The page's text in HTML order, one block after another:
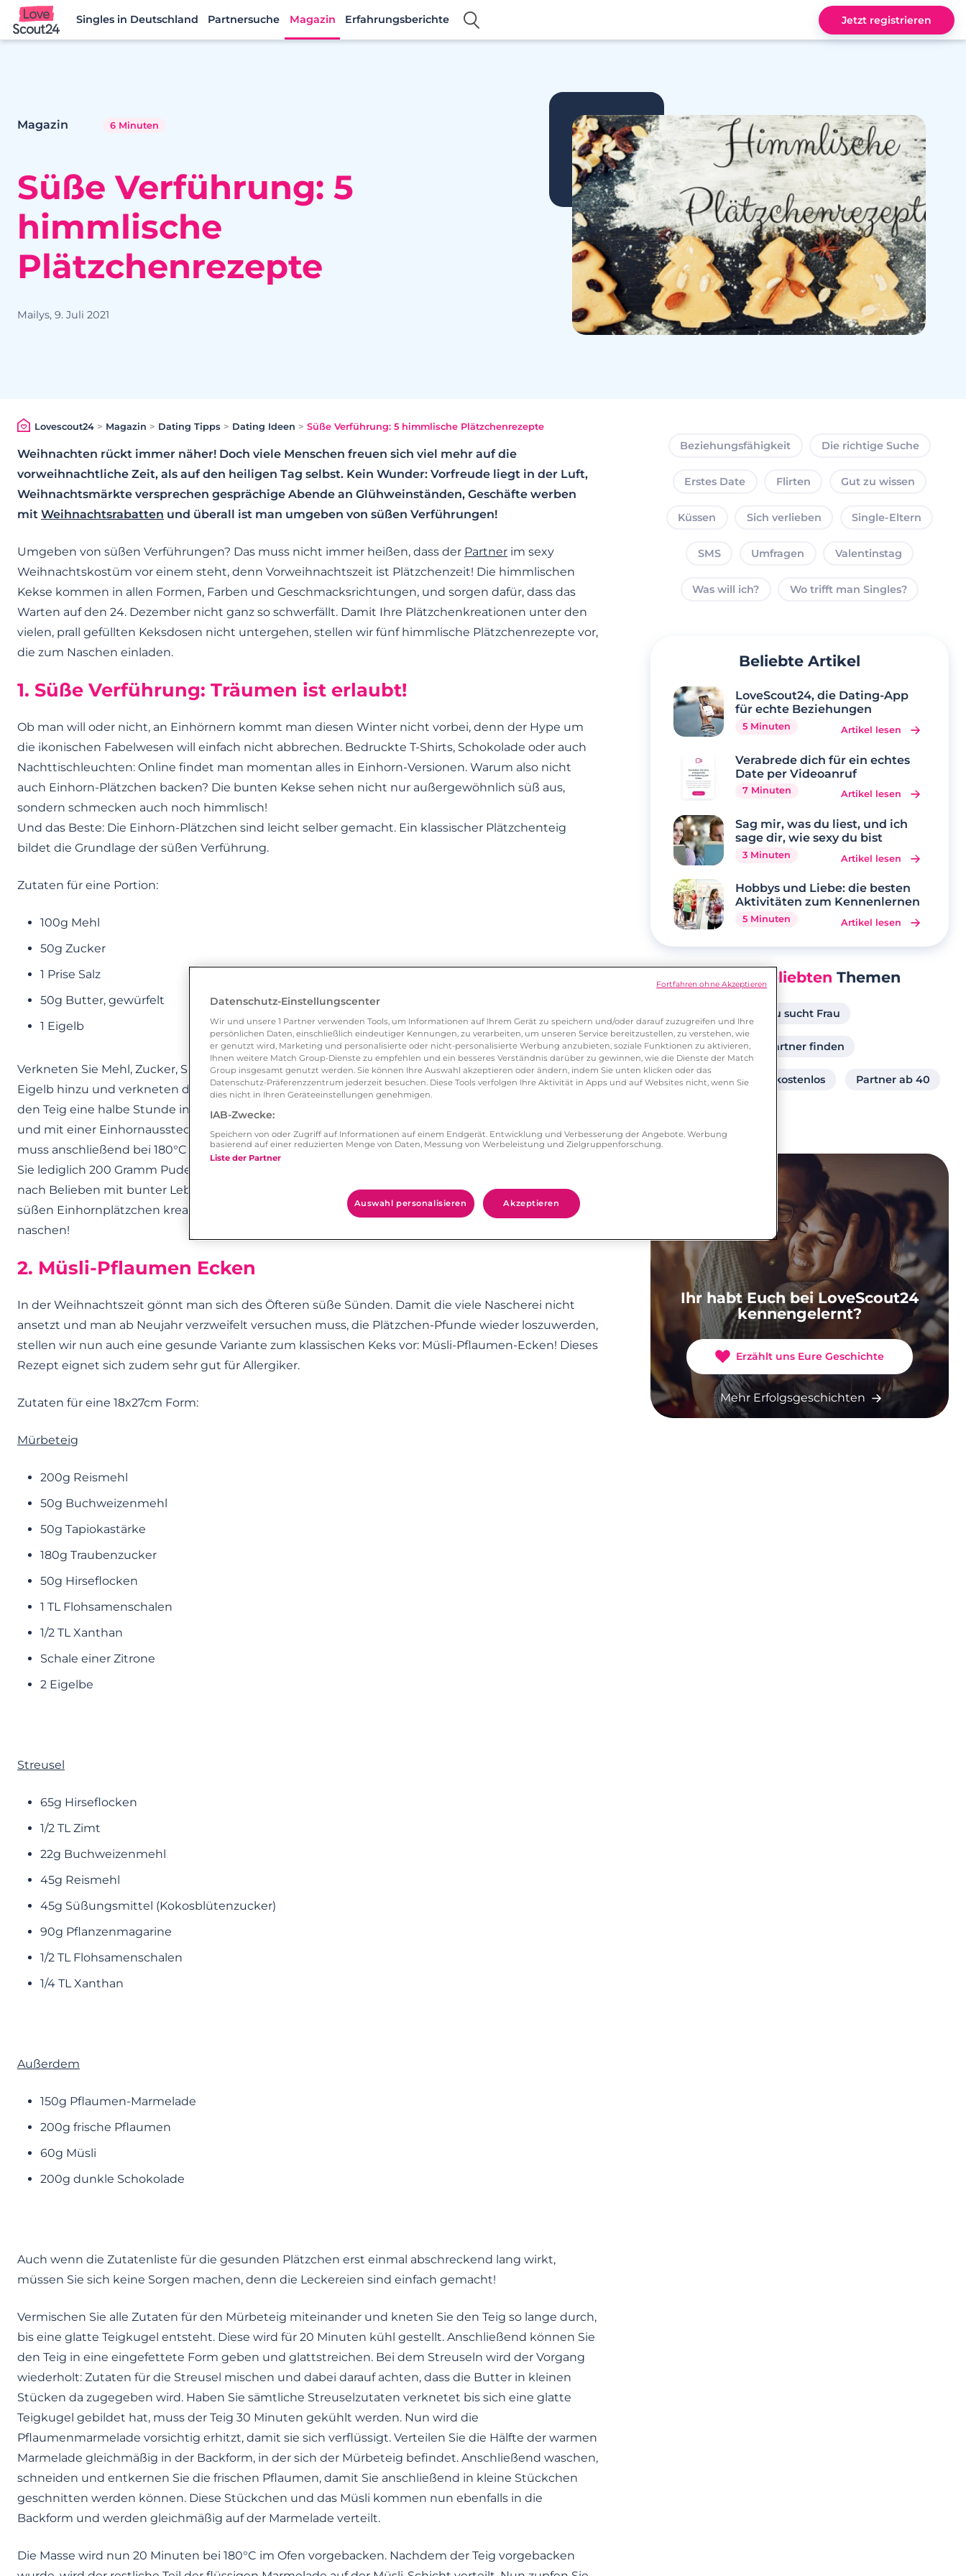
Lovescout24
Singles in Deutschland Partnersuche Magazin Erfahrungsberichte Jetzt registrieren
Magazin 6 Minuten
Süße Verführung: 5
himmlische
Plätzchenrezepte
Mailys, 9. Juli 2021
Lovescout24> Magazin > Dating Tipps > Dating Ideen > Süße Verführung: 5 himmlische Plätzchenrezepte
Weihnachten rückt immer näher! Doch viele Menschen freuen sich viel mehr auf die
vorweihnachtliche Zeit, als auf den heiligen Tag selbst. Kein Wunder: Vorfreude liegt in der Luft,
Weihnachtsmärkte versprechen gesprächige Abende an Glühweinständen, Geschäfte werben
mit Weihnachtsrabatten und überall ist man umgeben von süßen Verführungen!
Umgeben von süßen Verführungen? Das muss nicht immer heißen, dass der Partner im sexy
Weihnachtskostüm vor einem steht, denn Vorweihnachtszeit ist Plätzchenzeit! Die himmlischen
Kekse kommen in allen Formen, Farben und Geschmacksrichtungen, und sorgen dafür, dass das
Warten auf den 24. Dezember nicht ganz so schwerfällt. Damit Ihre Plätzchenkreationen unter den
vielen, prall gefüllten Keksdosen nicht untergehen, stellen wir fünf himmlische Plätzchenrezepte vor,
die zum Naschen einladen.
1. Süße Verführung: Träumen ist erlaubt!
Ob man will oder nicht, an Einhörnern kommt man diesen Winter nicht vorbei, denn der Hype um
die ikonischen Fabelwesen will einfach nicht abbrechen. Bedruckte T-Shirts, Schokolade oder auch
Nachttischleuchten: Online findet man momentan alles in Einhorn-Versionen. Warum also nicht
auch Einhorn-Plätzchen backen? Die bunten Kekse sehen nicht nur außergewöhnlich süß aus,
sondern schmecken auch noch himmlisch!
Und das Beste: Die Einhorn-Plätzchen sind leicht selber gemacht. Ein klassischer Plätzchenteig
bildet die Grundlage der süßen Verführung.
Zutaten für eine Portion:
100g Mehl
50g Zucker
1 Prise Salz
50g Butter, gewürfelt
1 Eigelb
Verkneten Sie Mehl, Zucker, Salz und Butter zu einem Krümelteig. Geben Sie anschließend das
Eigelb hinzu und verkneten die Mischung nochmals gründlich. Formen Sie eine Kugel und legen Sie
den Teig eine halbe Stunde in den Kühlschrank. Danach lässt sich der Teig ganz einfach ausrollen
und mit einer Einhornausstechform – die Sie im Internet bestellen können – ausstechen. Der Teig
muss anschließend bei 180°C im vorgeheizten Backofen 15 Minuten backen. Für die Glasur müssen
Sie lediglich 200 Gramm Puderzucker in 2-3 Esslöffel Wasser oder Zitronensaft einmischen und je
nach Belieben mit bunter Lebensmittelfarbe in verschiedenen Tönen einfärben. Nun kann man die
süßen Einhornplätzchen kreativ verzieren und an seine Liebsten verschenken – oder natürlich selber
naschen!
2. Müsli-Pflaumen Ecken
In der Weihnachtszeit gönnt man sich des Öfteren süße Sünden. Damit die viele Nascherei nicht
ansetzt und man ab Neujahr verzweifelt versuchen muss, die Plätzchen-Pfunde wieder loszuwerden,
stellen wir nun auch eine gesunde Variante zum klassischen Keks vor: Müsli-Pflaumen-Ecken! Dieses
Rezept eignet sich zudem sehr gut für Allergiker.
Zutaten für eine 18x27cm Form:
Mürbeteig
200g Reismehl
50g Buchweizenmehl
50g Tapiokastärke
180g Traubenzucker
50g Hirseflocken
1 TL Flohsamenschalen
1/2 TL Xanthan
Schale einer Zitrone
2 Eigelbe
Streusel
65g Hirseflocken
1/2 TL Zimt
22g Buchweizenmehl
45g Reismehl
45g Süßungsmittel (Kokosblütenzucker)
90g Pflanzenmagarine
1/2 TL Flohsamenschalen
1/4 TL Xanthan
Außerdem
150g Pflaumen-Marmelade
200g frische Pflaumen
60g Müsli
200g dunkle Schokolade
Auch wenn die Zutatenliste für die gesunden Plätzchen erst einmal abschreckend lang wirkt,
müssen Sie sich keine Sorgen machen, denn die Leckereien sind einfach gemacht!
Vermischen Sie alle Zutaten für den Mürbeteig miteinander und kneten Sie den Teig so lange durch,
bis eine glatte Teigkugel entsteht. Diese wird für 20 Minuten kühl gestellt. Anschließend können Sie
den Teig in eine eingefettete Form geben und glattstreichen. Bei dem Streuseln wird der Vorgang
wiederholt: Zutaten für die Streusel mischen und dabei darauf achten, dass die Butter in kleinen
Stücken da zugegeben wird. Haben Sie sämtliche Streuselzutaten verknetet bis sich eine glatte
Teigkugel gebildet hat, muss der Teig 30 Minuten gekühlt werden. Nun wird die
Pflaumenmarmelade vorsichtig erhitzt, damit sie sich verflüssigt. Verteilen Sie die Hälfte der warmen
Marmelade gleichmäßig in der Backform, in der sich der Mürbeteig befindet. Anschließend waschen,
schneiden und entkernen Sie die frischen Pflaumen, damit Sie anschließend in kleine Stückchen
geschnitten werden können. Diese Stückchen und das Müsli kommen nun ebenfalls in die
Backform und werden gleichmäßig auf der Marmelade verteilt.
Die Masse wird nun 20 Minuten bei 180°C im Ofen vorgebacken. Nachdem der Teig vorgebacken
Beziehungsfähigkeit Die richtige Suche
Erstes Date Flirten Gut zu wissen
Küssen Sich verlieben Single-Eltern
SMS Umfragen Valentinstag
Was will ich? Wo trifft man Singles?
Beliebte Artikel
LoveScout24, die Dating-App
für echte Beziehungen
5 Minuten Artikel lesen
Verabrede dich für ein echtes
Date per Videoanruf
7 Minuten Artikel lesen
Sag mir, was du liest, und ich
sage dir, wie sexy du bist
3 Minuten Artikel lesen
Hobbys und Liebe: die besten
Aktivitäten zum Kennenlernen
5 Minuten Artikel lesen
Unsere Beliebten Themen
Frau sucht Frau
Dating Portal Partner finden
Partnersuche online kostenlos Partner ab 40
Ihr habt Euch bei LoveScout24
kennengelernt?
Erzählt uns Eure Geschichte
Mehr Erfolgsgeschichten
Datenschutz-Einstellungscenter
Wir und unsere 1 Partner verwenden Tools, um Informationen auf Ihrem Gerät zu speichern und/oder darauf zuzugreifen und Ihre
persönlichen Daten, einschließlich eindeutiger Kennungen, zu verarbeiten, um unseren Service bereitzustellen, zu verstehen, wie
er genutzt wird, Marketing und personalisierte oder nicht-personalisierte Werbung anzubieten, soziale Funktionen zu aktivieren,
Ihnen weitere Match Group-Dienste zu empfehlen und ein besseres Verständnis darüber zu gewinnen, wie die Dienste der Match
Group insgesamt genutzt werden. Sie können Ihre Auswahl akzeptieren oder ändern, indem Sie unten klicken oder das
Datenschutz-Präferenzzentrum jederzeit besuchen. Diese Tools verfolgen Ihre Aktivität in Apps und auf Websites nicht, wenn Sie
dies nicht in Ihren Geräteeinstellungen genehmigen.
IAB-Zwecke:
Speichern von oder Zugriff auf Informationen auf einem Endgerät. Entwicklung und Verbesserung der Angebote. Werbung
basierend auf einer reduzierten Menge von Daten, Messung von Werbeleistung und Zielgruppenforschung.
Liste der Partner
Auswahl personalisieren Akzeptieren
Fortfahren ohne Akzeptieren